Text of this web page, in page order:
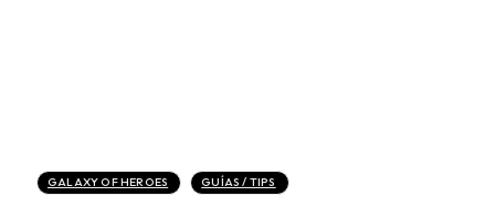
GALAXY OF HEROES GUÍAS / TIPS